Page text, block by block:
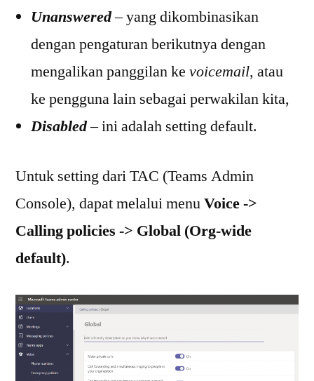
Unanswered– yang dikombinasikan
dengan pengaturan berikutnya dengan
mengalikan panggilan ke voicemail, atau
ke pengguna lain sebagai perwakilan kita,
Disabled– ini adalah setting default.
Untuk setting dari TAC (Teams Admin
Console), dapat melalui menuVoice ->
Calling policies -> Global (Org-wide
default).